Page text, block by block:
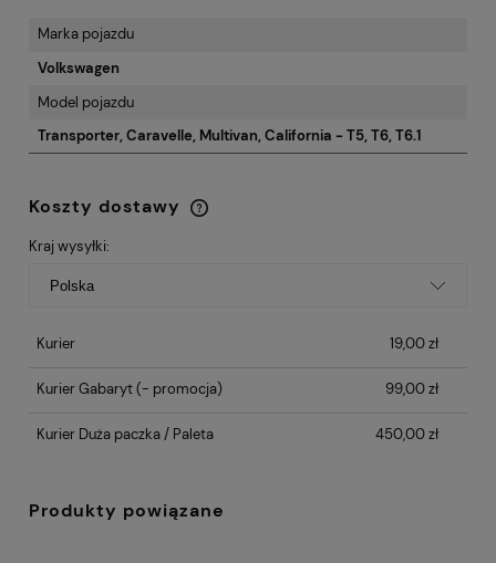
Marka pojazdu
Volkswagen
Model pojazdu
Transporter, Caravelle, Multivan, California - T5, T6, T6.1
Koszty dostawy
Cena nie zawiera ewentualnych kosztów
płatności
Kraj wysyłki:
Kurier 19,00 zł
Kurier Gabaryt(- promocja) 99,00 zł
Kurier Duża paczka / Paleta 450,00 zł
Produkty powiązane